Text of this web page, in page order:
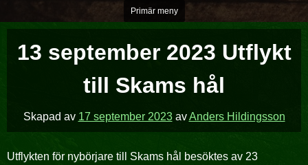
över
innehåll
Primär meny
13 september 2023 Utflykt
till Skams hål
Skapad av 17 september 2023avAnders Hildingsson
Utflykten för nybörjare till Skams hål besöktes av 23